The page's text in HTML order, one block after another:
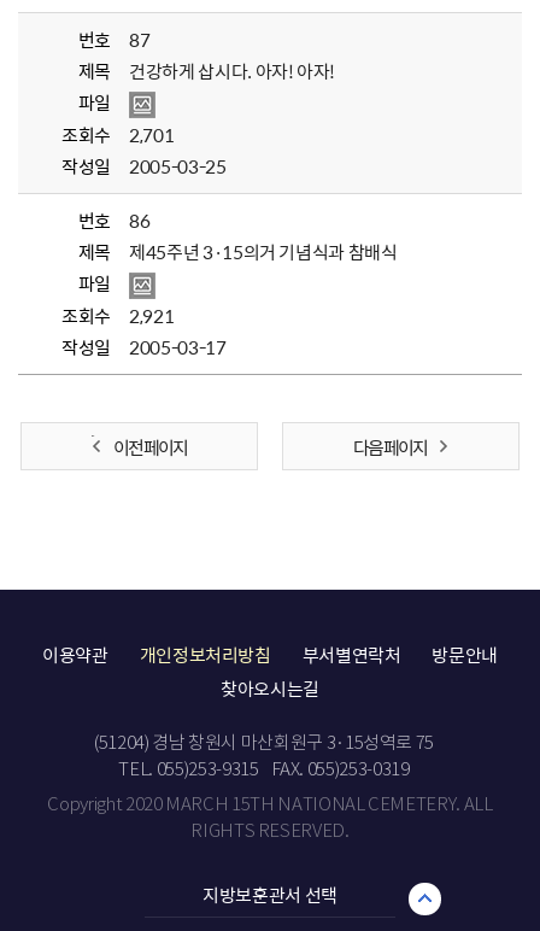
번호
87
제목
건강하게 삽시다. 아자! 아자!
파일
조회수
2,701
작성일
2005-03-25
번호
86
제목
제45주년 3·15의거 기념식과 참배식
파일
조회수
2,921
작성일
2005-03-17
이전 페이지 다음 페이지
이용약관 개인정보처리방침 부서별연락처
방문안내
찾아오시는길
(51204) 경남 창원시 마산회원구 3·15성역로 75
TEL. 055)253-9315
FAX. 055)253-0319
Copyright 2020 MARCH 15TH NATIONAL CEMETERY. ALL
RIGHTS RESERVED.
지방보훈관서 선택